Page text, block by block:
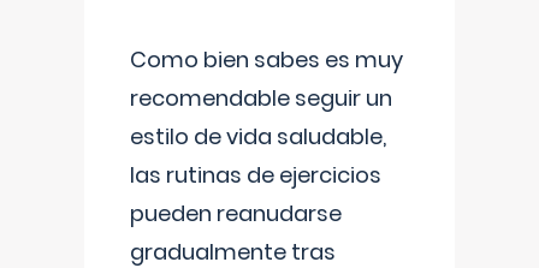
Como bien sabes es muy
recomendable seguir un
estilo de vida saludable,
las rutinas de ejercicios
pueden reanudarse
gradualmente tras